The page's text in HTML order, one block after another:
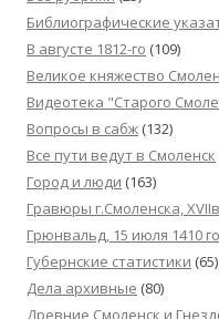
Библиографические
В августе 1812-го (109)
Великое княжество
Видеотека "Cтарого
Вопросы в сабж (132)
Все пути ведут в Смоленск
Город и люди (163)
Гравюры г.Смоленска,
Грюнвальд, 15 июля 1410
Губернские статистики (65)
Дела архивные (80)